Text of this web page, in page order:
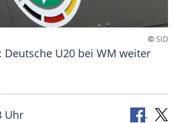
©SID
Deutsche U20 bei WM weiter
Uhr